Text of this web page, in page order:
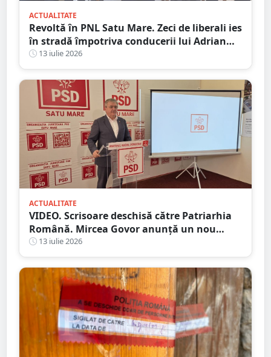
ACTUALITATE
Revoltă în PNL Satu Mare. Zeci de liberali ies
în stradă împotriva conducerii lui Adrian
Cozma, după schimbarea liderilor din Satu
Mare și Carei
13 iulie 2026
ACTUALITATE
VIDEO. Scrisoare deschisă către Patriarhia
Română. Mircea Govor anunță un nou
demers împotriva deputatului Adrian
Cozma
13 iulie 2026